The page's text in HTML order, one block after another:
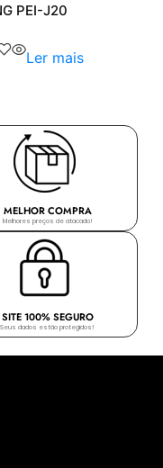
PEI-J20
Ler mais
MELHOR COMPRA
Melhores preços de atacado!
SITE 100% SEGURO
Seus dados estão protegidos!